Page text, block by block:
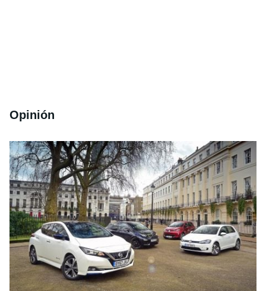
Opinión